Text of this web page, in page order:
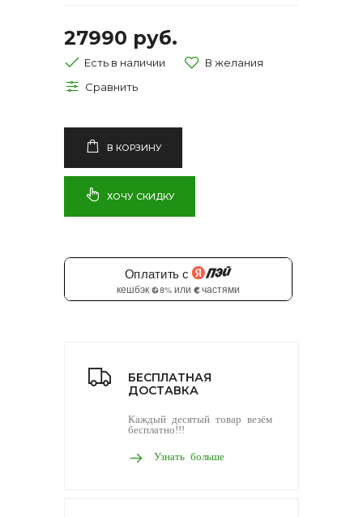
27990 руб.
Есть в наличии
В КОРЗИНУ
ХОЧУ СКИДКУ
БЕСПЛАТНАЯ
ДОСТАВКА
Каждый десятый товар везём
бесплатно!!!
Узнать больше